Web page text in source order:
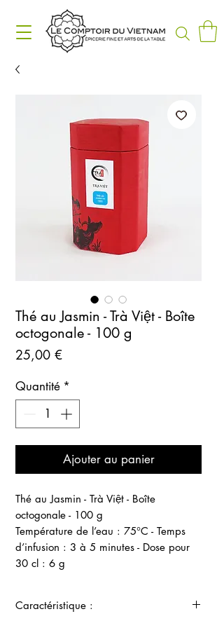
Thé au Jasmin - Trà Việt - Boîte
octogonale - 100 g
25,00 €Prix
Quantité *
Ajouter au panier
Thé au Jasmin - Trà Việt - Boîte
octogonale - 100 g
Température de l’eau : 75°C - Temps
d’infusion : 3 à 5 minutes - Dose pour
30 cl : 6 g
Caractéristique :